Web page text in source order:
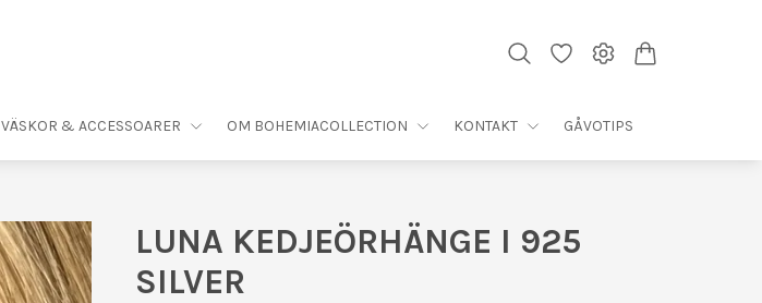
VÄSKOR & ACCESSOARER OM BOHEMIACOLLECTION KONTAKT GÅVOTIPS
LUNA KEDJEÖRHÄNGE I 925
SILVER